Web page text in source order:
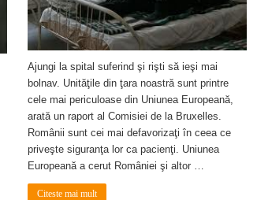
Ajungi la spital suferind şi rişti să ieşi mai
bolnav. Unităţile din ţara noastră sunt printre
cele mai periculoase din Uniunea Europeană,
arată un raport al Comisiei de la Bruxelles.
Românii sunt cei mai defavorizaţi în ceea ce
priveşte siguranţa lor ca pacienţi. Uniunea
Europeană a cerut României şi altor …
Citeste mai mult